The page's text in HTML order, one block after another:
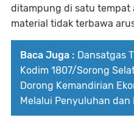
ditampung di satu tempat
material tidak terbawa
Baca Juga : Dansatgas
Kodim 1807/Sorong
Dorong Kemandirian
Melalui Penyuluhan dan